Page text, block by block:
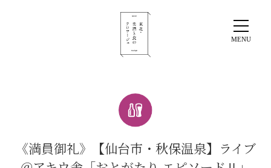
《満員御礼》【仙台市・秋保温泉】ライブ